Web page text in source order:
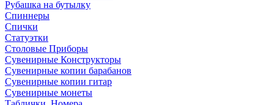
Рубашка на бутылку
Спиннеры
Спички
Статуэтки
Столовые Приборы
Сувенирные Конструкторы
Сувенирные копии барабанов
Сувенирные копии гитар
Сувенирные монеты